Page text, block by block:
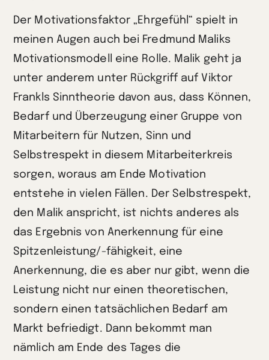
Der Motivationsfaktor „Ehrgefühl“ spielt in
meinen Augen auch bei Fredmund Maliks
Motivationsmodell eine Rolle. Malik geht ja
unter anderem unter Rückgriff auf Viktor
Frankls Sinntheorie davon aus, dass Können,
Bedarf und Überzeugung einer Gruppe von
Mitarbeitern für Nutzen, Sinn und
Selbstrespekt in diesem Mitarbeiterkreis
sorgen, woraus am Ende Motivation
entstehe in vielen Fällen. Der Selbstrespekt,
den Malik anspricht, ist nichts anderes als
das Ergebnis von Anerkennung für eine
Spitzenleistung/-fähigkeit, eine
Anerkennung, die es aber nur gibt, wenn die
Leistung nicht nur einen theoretischen,
sondern einen tatsächlichen Bedarf am
Markt befriedigt. Dann bekommt man
nämlich am Ende des Tages die